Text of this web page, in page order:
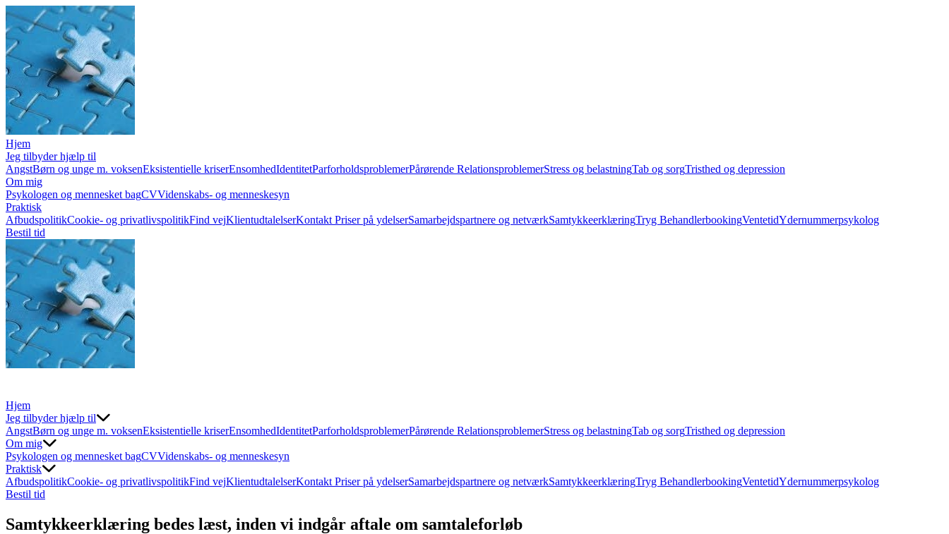
Hjem
Jeg tilbyder hjælp til
AngstBørn og unge m. voksenEksistentielle kriserEnsomhedIdentitetParforholdsproblemerPårørende RelationsproblemerStress og belastningTab og sorgTristhed og depression
Om mig
Psykologen og mennesket bagCVVidenskabs- og menneskesyn
Praktisk
AfbudspolitikCookie- og privatlivspolitikFind vejKlientudtalelserKontakt Priser på ydelserSamarbejdspartnere og netværkSamtykkeerklæringTryg BehandlerbookingVentetidYdernummerpsykolog
Bestil tid
Hjem
Jeg tilbyder hjælp til
AngstBørn og unge m. voksenEksistentielle kriserEnsomhedIdentitetParforholdsproblemerPårørende RelationsproblemerStress og belastningTab og sorgTristhed og depression
Om mig
Psykologen og mennesket bagCVVidenskabs- og menneskesyn
Praktisk
AfbudspolitikCookie- og privatlivspolitikFind vejKlientudtalelserKontakt Priser på ydelserSamarbejdspartnere og netværkSamtykkeerklæringTryg BehandlerbookingVentetidYdernummerpsykolog
Bestil tid
Samtykkeerklæring bedes læst, inden vi indgår aftale om samtaleforløb